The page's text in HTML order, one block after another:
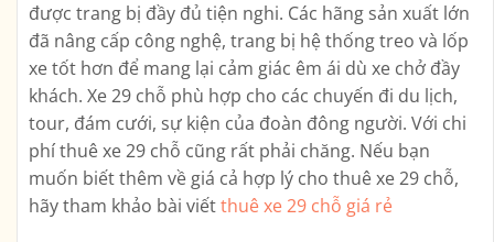
được trang bị đầy đủ tiện nghi. Các hãng sản xuất lớn
đã nâng cấp công nghệ, trang bị hệ thống treo và lốp
xe tốt hơn để mang lại cảm giác êm ái dù xe chở đầy
khách. Xe 29 chỗ phù hợp cho các chuyến đi du lịch,
tour, đám cưới, sự kiện của đoàn đông người. Với chi
phí thuê xe 29 chỗ cũng rất phải chăng. Nếu bạn
muốn biết thêm về giá cả hợp lý cho thuê xe 29 chỗ,
hãy tham khảo bài viếtthuê xe 29 chỗ giá rẻ